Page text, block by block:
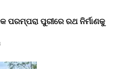
ପରମ୍ପରା ପୁରୀରେ ରଥ ନିର୍ମାଣକୁ